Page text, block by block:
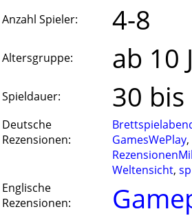
Anzahl Spieler: 4-8
Altersgruppe: ab 10
Spieldauer: 30
Deutsche
Rezensionen:
GamesWePlay,
Weltensicht,
Englische
Rezensionen: